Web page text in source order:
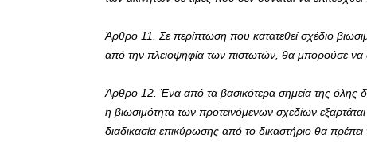
Άρθρο 11. Σε περίπτωση που κατατεθεί σχέδιο
από την πλειοψηφία των πιστωτών, θα μπορούσε να
Άρθρο 12. Ένα από τα βασικότερα σημεία της όλης
η βιωσιμότητα των προτεινόμενων σχεδίων
διαδικασία επικύρωσης από το δικαστήριο θα πρέπει